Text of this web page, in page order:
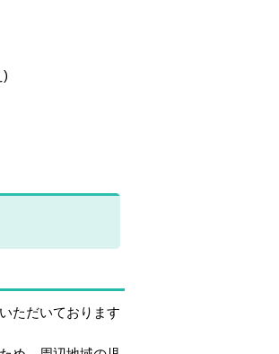
ただいております